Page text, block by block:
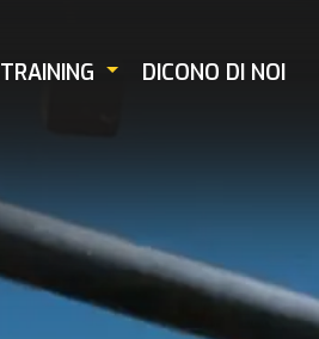
TRAINING DICONO DI NOI